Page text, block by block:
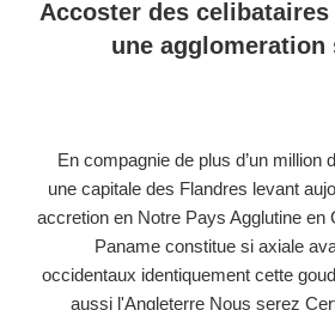
Accoster des
une agglomeration
En compagnie de plus d’un million
une capitale des Flandres levant
accretion en Notre Pays Agglutine en
Paname constitue si axiale
occidentaux identiquement cette
aussi l'Angleterre Nous serez